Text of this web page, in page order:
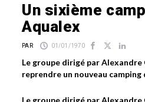
Un sixième
Aqualex
PAR 01/01/1970
Le groupe dirigé par
reprendre un nouveau camping
Le groupe dirigé par